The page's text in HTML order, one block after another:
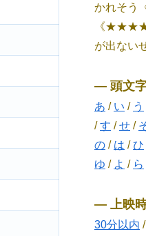
かれそう
《★★★★
が出ない
― 頭文
あ / い / う
/す /せ /
の / は /ひ
ゆ / よ / ら
― 上映
30分以内 /